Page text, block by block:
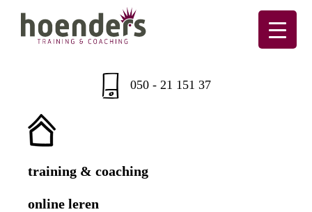
Skip
Skip
Skip
Skip
050 - 21 151 37
training & coaching
online leren